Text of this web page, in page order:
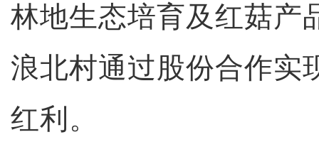
林地生态培育及红菇产
浪北村通过股份合作实
红利。